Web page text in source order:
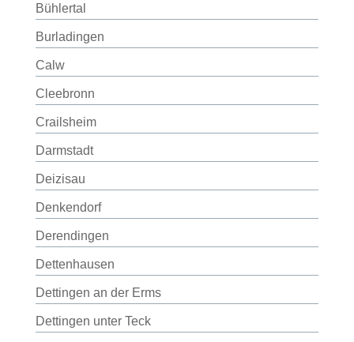
Bühlertal
Burladingen
Calw
Cleebronn
Crailsheim
Darmstadt
Deizisau
Denkendorf
Derendingen
Dettenhausen
Dettingen an der Erms
Dettingen unter Teck